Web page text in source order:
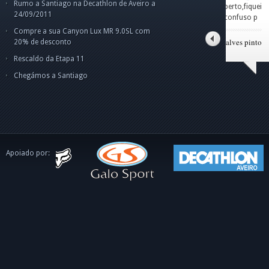
Rumo a Santiago na Decathlon de Aveiro a
24/09/2011
Compre a sua Canyon Lux MR 9.0SL com
20% de desconto
Rescaldo da Etapa 11
Chegámos a Santiago
Amigo Norberto,fiquei
tito alves pinto
o
Olá
o
Apoiado por: